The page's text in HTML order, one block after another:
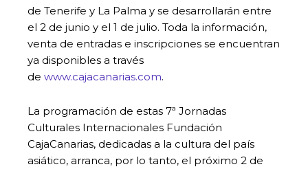
de Tenerife y La Palma y se desarrollarán entre
el 2 de junio y el 1 de julio. Toda la información,
venta de entradas e inscripciones se encuentran
ya disponibles a través
de www.cajacanarias.com.
La programación de estas 7ª Jornadas
Culturales Internacionales Fundación
CajaCanarias, dedicadas a la cultura del país
asiático, arranca, por lo tanto, el próximo 2 de